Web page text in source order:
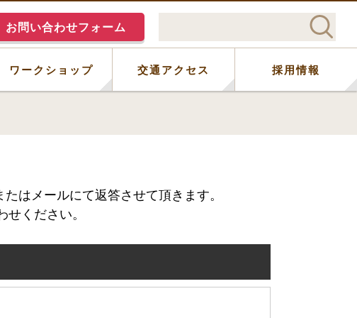
ワークショップ 交通アクセス 採用情報
お問い合わせフォーム
はメールにて返答させて頂きます。
ください。